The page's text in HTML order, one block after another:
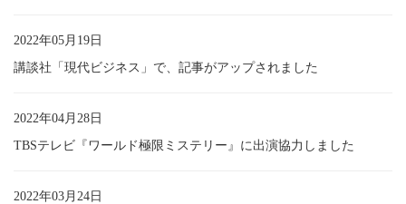
2022年05月19日
講談社「現代ビジネス」で、記事がアップされました
2022年04月28日
TBSテレビ『ワールド極限ミステリー』に出演協力しました
2022年03月24日